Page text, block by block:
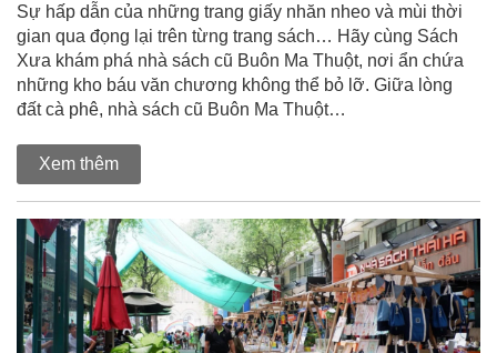
Sự hấp dẫn của những trang giấy nhăn nheo và mùi thời
gian qua đọng lại trên từng trang sách… Hãy cùng Sách
Xưa khám phá nhà sách cũ Buôn Ma Thuột, nơi ẩn chứa
những kho báu văn chương không thể bỏ lỡ. Giữa lòng
đất cà phê, nhà sách cũ Buôn Ma Thuột…
Xem thêm